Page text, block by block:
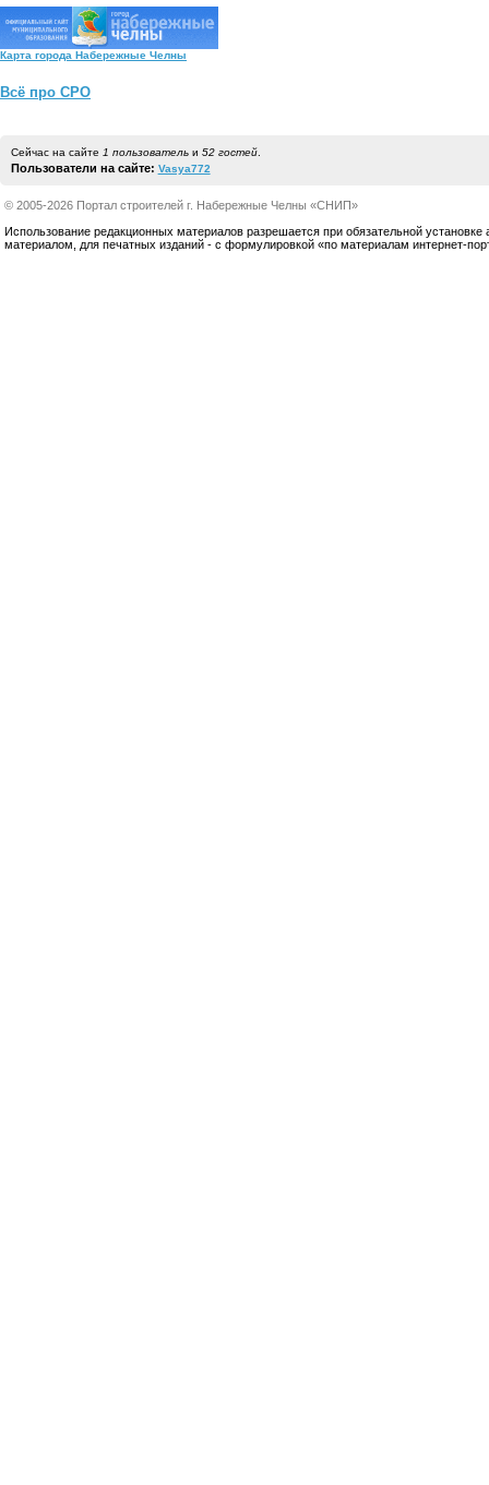
Карта города Набережные Челны
Всё про СРО
Сейчас на сайте 1 пользовательи 52 гостей.
Пользователи на сайте: Vasya772
© 2005-2026 Портал строителей г. Набережные Челны «СНИП»
Использование редакционных материалов разрешается при обязательной установке
материалом, для печатных изданий - с формулировкой «по материалам интернет-